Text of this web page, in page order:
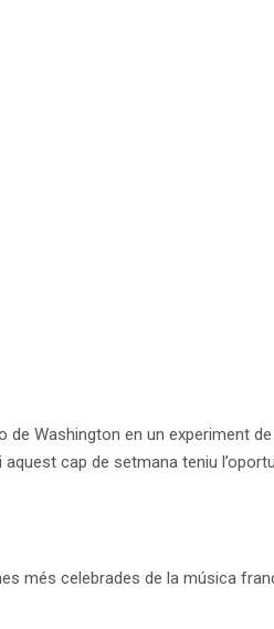
Washington en un experiment
cap de setmana teniu
més celebrades de la música